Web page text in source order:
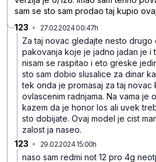
sam se sto sam prodao taj kupio ovaj
123 • 27.02.2024 00:47h
Za taj novac gledajte nesto
pakovanja koje je jadno jadan je i
nisam se raspitao i eto greske
sto sam dobio slusalice za dinar
tek onda je promasaj za taj novac
ovlascenim radnjama. Na vama je
kazem da je honor los ali uvek
sto dobijate. Ovaj model je cist
zalost ja naseo.
123 • 29.02.2024 15:00h
naso sam redmi not 12 pro 4g